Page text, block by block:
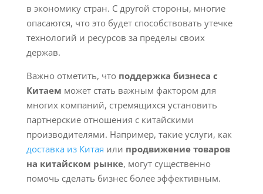
в экономику стран. С другой стороны, многие
опасаются, что это будет способствовать утечке
технологий и ресурсов за пределы своих
держав.
Важно отметить, что поддержка бизнеса с
Китаем может стать важным фактором для
многих компаний, стремящихся установить
партнерские отношения с китайскими
производителями. Например, такие услуги, как
доставка из Китая или продвижение товаров
на китайском рынке, могут существенно
помочь сделать бизнес более эффективным.